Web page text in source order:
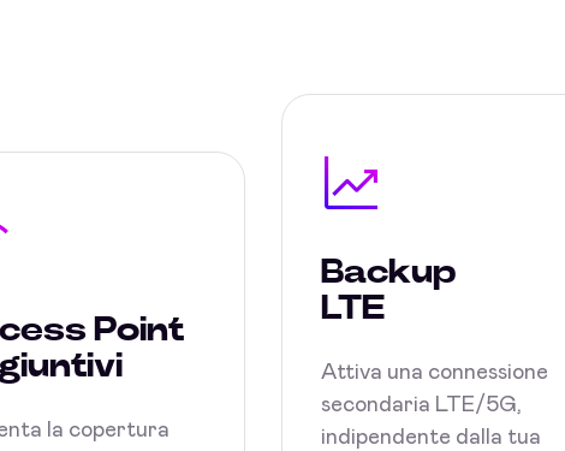
Point
la copertura
Backup
LTE
Attiva una connessione
secondaria LTE/5G,
indipendente dalla tua